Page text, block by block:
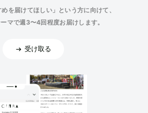
めを届けてほしい」という方に向けて、
マで週3〜4回程度お届けします。
受け取る